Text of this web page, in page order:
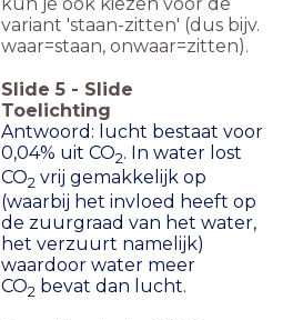
variant 'staan-zitten' (dus bijv.
waar=staan, onwaar=zitten).
Slide 5 - Slide
Toelichting
Antwoord: lucht bestaat voor
0,04% uit CO2. In water lost
CO2 vrij gemakkelijk op
(waarbij het invloed heeft op
de zuurgraad van het water,
het verzuurt namelijk)
waardoor water meer
CO2 bevat dan lucht.